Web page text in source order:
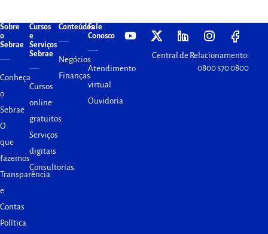
Sobre
o
Sebrae
Conheça
o
Sebrae
O
que
fazemos
Transparência
e
Contas
Política
Cursos
e
Serviços
Sebrae
Cursos
online
gratuitos
Serviços
digitais
Consultorias
Conteúdos
Negócios
Finanças
Fale
Conosco
Atendimento
virtual
Ouvidoria
Central de Relacionamento:
0800 570 0800